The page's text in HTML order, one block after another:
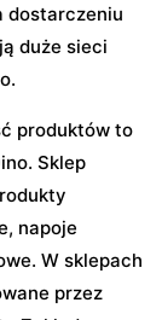
dostarczeniu
duże sieci
produktów to
Sklep
napoje
W sklepach
przez